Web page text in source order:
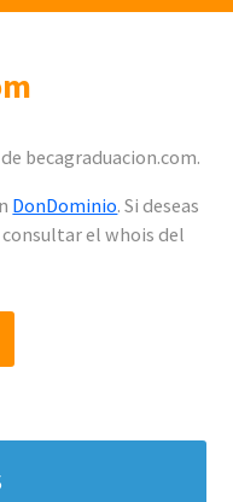
becagraduacion.com.
DonDominio. Si deseas
el whois del